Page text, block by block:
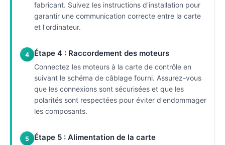
fabricant. Suivez les instructions d'installation pour
garantir une communication correcte entre la carte
et l'ordinateur.
4 Étape 4 : Raccordement des moteurs
Connectez les moteurs à la carte de contrôle en
suivant le schéma de câblage fourni. Assurez-vous
que les connexions sont sécurisées et que les
polarités sont respectées pour éviter d'endommager
les composants.
5 Étape 5 : Alimentation de la carte